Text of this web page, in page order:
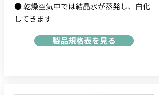
● 乾燥空気中では結晶水が蒸発し、白化
してきます
製品規格表を見る